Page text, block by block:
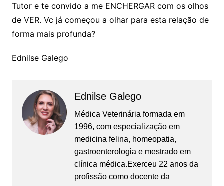
Tutor e te convido a me ENCHERGAR com os olhos
de VER. Vc já começou a olhar para esta relação de
forma mais profunda?
Ednilse Galego
Ednilse Galego
Médica Veterinária formada em
1996, com especialização em
medicina felina, homeopatia,
gastroenterologia e mestrado em
clínica médica.Exerceu 22 anos da
profissão como docente da